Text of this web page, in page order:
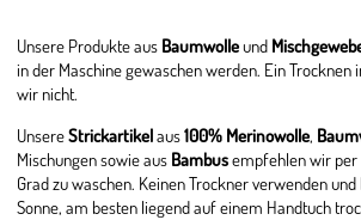
Unsere Produkte aus Baumwolleund
in der Maschine gewaschen werden. Ein
wir nicht.
UnsereStrickartikelaus100% Merinowolle,
Mischungen sowie aus Bambusempfehlen wir per
Grad zu waschen. Keinen Trockner verwenden
Sonne, am besten liegend auf einem Handtuch